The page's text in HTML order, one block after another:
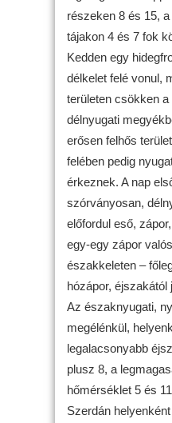
részeken 8 és 15,
tájakon 4 és 7 fok
Kedden egy
délkelet felé vonul,
területen csökken
délnyugati
erősen felhős
felében pedig
érkeznek. A nap
szórványosan,
előfordul eső,
egy-egy zápor
északkeleten –
hózápor, éjszakától
Az északnyugati,
megélénkül,
legalacsonyabb
plusz 8, a
hőmérséklet 5 és
Szerdán